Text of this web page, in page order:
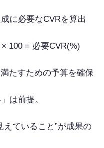
に必要なCVRを算出
100 = 必要CVR(%)
たすための予算を確保
は前提。
えていること”が成果の